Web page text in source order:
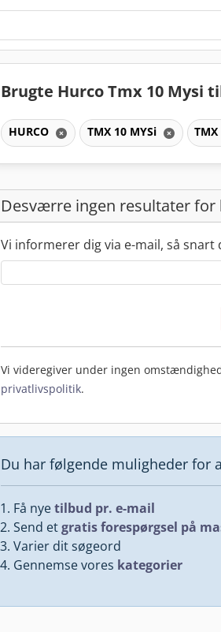
Brugte Hurco Tmx 10 Mysi
HURCO TMX 10 MYSi TMX
Desværre ingen resultater for
Vi informerer dig via e-mail, så
Vi videregiver under ingen
privatlivspolitik.
Du har følgende muligheder for
Få nyetilbud pr. e-mail
Send etgratis forespørgsel på
Varier dit søgeord
Gennemse vores kategorier